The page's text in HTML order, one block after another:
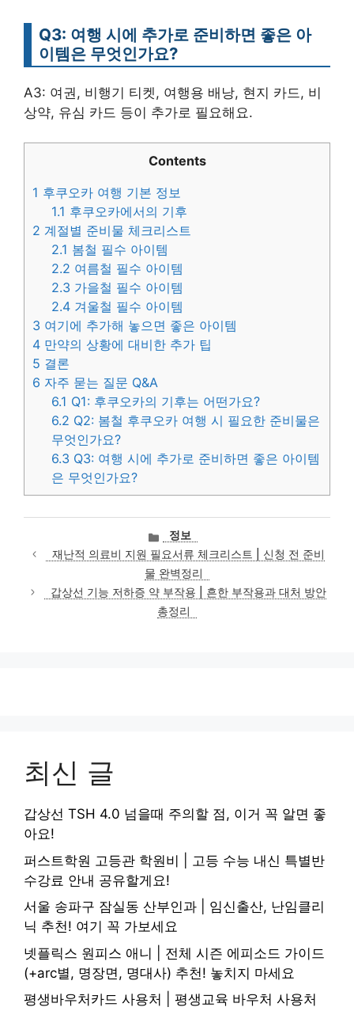
Q3: 여행 시에 추가로 준비하면 좋은 아
이템은 무엇인가요?
A3: 여권, 비행기 티켓, 여행용 배낭, 현지 카드, 비
상약, 유심 카드 등이 추가로 필요해요.
Contents
1 후쿠오카 여행 기본 정보
1.1 후쿠오카에서의 기후
2 계절별 준비물 체크리스트
2.1 봄철 필수 아이템
2.2 여름철 필수 아이템
2.3 가을철 필수 아이템
2.4 겨울철 필수 아이템
3 여기에 추가해 놓으면 좋은 아이템
4 만약의 상황에 대비한 추가 팁
5 결론
6 자주 묻는 질문 Q&A
6.1 Q1: 후쿠오카의 기후는 어떤가요?
6.2 Q2: 봄철 후쿠오카 여행 시 필요한 준비물은
무엇인가요?
6.3 Q3: 여행 시에 추가로 준비하면 좋은 아이템
은 무엇인가요?
카
테
고
리
정보
재난적 의료비 지원 필요서류 체크리스트 | 신청 전 준비
물 완벽정리
갑상선 기능 저하증 약 부작용 | 흔한 부작용과 대처 방안
총정리
최신 글
갑상선 TSH 4.0 넘을때 주의할 점, 이거 꼭 알면 좋
아요!
퍼스트학원 고등관 학원비 | 고등 수능 내신 특별반
수강료 안내 공유할게요!
서울 송파구 잠실동 산부인과 | 임신출산, 난임클리
닉 추천! 여기 꼭 가보세요
넷플릭스 원피스 애니 | 전체 시즌 에피소드 가이드
(+arc별, 명장면, 명대사) 추천! 놓치지 마세요
평생바우처카드 사용처 | 평생교육 바우처 사용처